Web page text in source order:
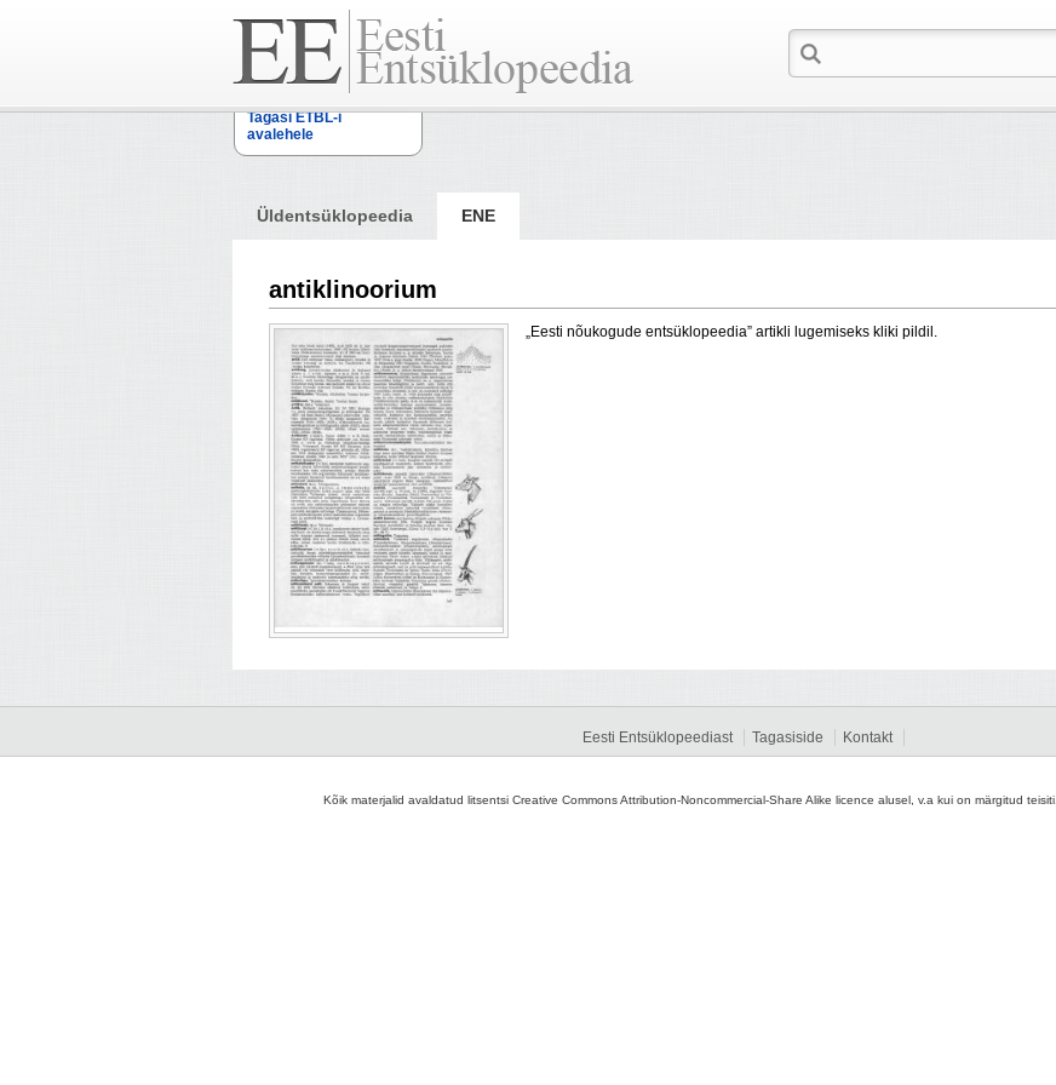
Tagasi ETBL-i
avalehele
Üldentsüklopeedia ENE
antiklinoorium
„Eesti nõukogude entsüklopeedia” artikli lugemiseks kliki pildil.
Eesti Entsüklopeediast Tagasiside Kontakt
Kõik materjalid avaldatud litsentsi Creative Commons Attribution-Noncommercial-Share Alike licence alusel, v.a kui on märgitud teisiti.